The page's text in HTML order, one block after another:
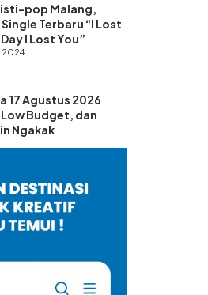
pop Malang,
Terbaru “I Lost
I Lost You”
2024
17 Agustus 2026
Budget, dan
Ngakak